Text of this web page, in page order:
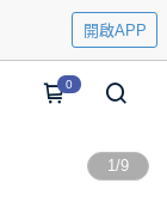
開啟APP
0
1/9